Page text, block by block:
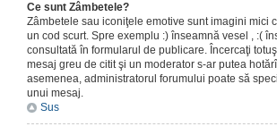
Ce sunt Zâmbetele?
Zâmbetele sau iconiţele emotive sunt imagini mici
un cod scurt. Spre exemplu :) înseamnă vesel , :(
consultată în formularul de publicare. Încercaţi
mesaj greu de citit şi un moderator s-ar putea
asemenea, administratorul forumului poate să
unui mesaj.
Sus